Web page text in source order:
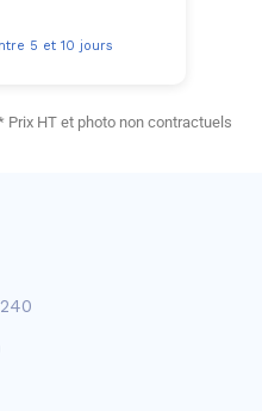
5 et 10 jours
Prix HT et photo non contractuels